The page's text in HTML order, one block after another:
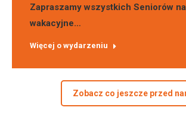
Zapraszamy wszystkich Seniorów na
wakacyjne…
Więcej o wydarzeniu
Zobacz co jeszcze przed